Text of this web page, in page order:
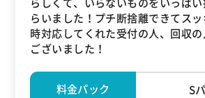
らいました！プチ断捨離できてス
時対応してくれた受付の人、回収
ございました！
料金パック S